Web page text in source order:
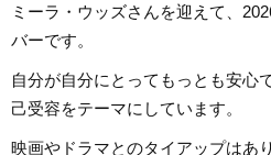
ミーラ・ウッズさんを迎えて、
バーです。
自分が自分にとってもっとも安心
己受容をテーマにしています。
映画やドラマとのタイアップはあ